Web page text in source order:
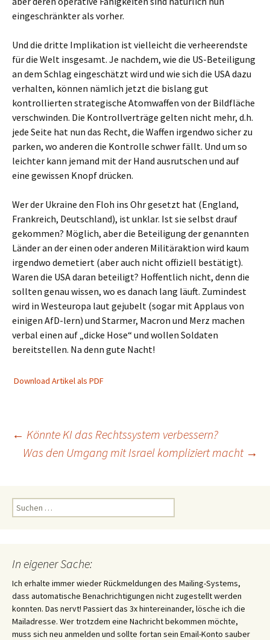
eingeschränkter als vorher.
Und die dritte Implikation ist vielleicht die verheerendste
für die Welt insgesamt. Je nachdem, wie die US-Beteiligung
an dem Schlag eingeschätzt wird und wie sich die USA dazu
verhalten, können nämlich jetzt die bislang gut
kontrollierten strategische Atomwaffen von der Bildfläche
verschwinden. Die Kontrollverträge gelten nicht mehr, d.h.
jede Seite hat nun das Recht, die Waffen irgendwo sicher zu
parken, wo anderen die Kontrolle schwer fällt. Und um so
leichter kann jemand mit der Hand ausrutschen und auf
eine gewissen Knopf drücken.
Wer der Ukraine den Floh ins Ohr gesetzt hat (England,
Frankreich, Deutschland), ist unklar. Ist sie selbst drauf
gekommen? Möglich, aber die Beteiligung der genannten
Länder an der einen oder anderen Militäraktion wird kaum
irgendwo demetiert (aber auch nicht offiziell bestätigt).
Waren die USA daran beteiligt? Hoffentlich nicht, denn die
sollten genau wissen, wo es danach lang läuft. Zumindest
wird in Westeuropa laut gejubelt (sogar mit Applaus von
einigen AfD-lern) und Starmer, Macron und Merz machen
verbal einen auf „dicke Hose“ und wollen Soldaten
bereitstellen. Na denn gute Nacht!
Download Artikel als PDF
Beitragsnavigation
← Könnte KI das Rechtssystem verbessern?
Was den Umgang mit Israel kompliziert macht →
Suchen
nach:
In eigener Sache:
Ich erhalte immer wieder Rückmeldungen des Mailing-Systems,
dass automatische Benachrichtigungen nicht zugestellt werden
konnten. Das nervt! Passiert das 3x hintereinander, lösche ich die
Mailadresse. Wer trotzdem eine Nachricht bekommen möchte,
muss sich neu anmelden und sollte fortan sein Email-Konto sauber